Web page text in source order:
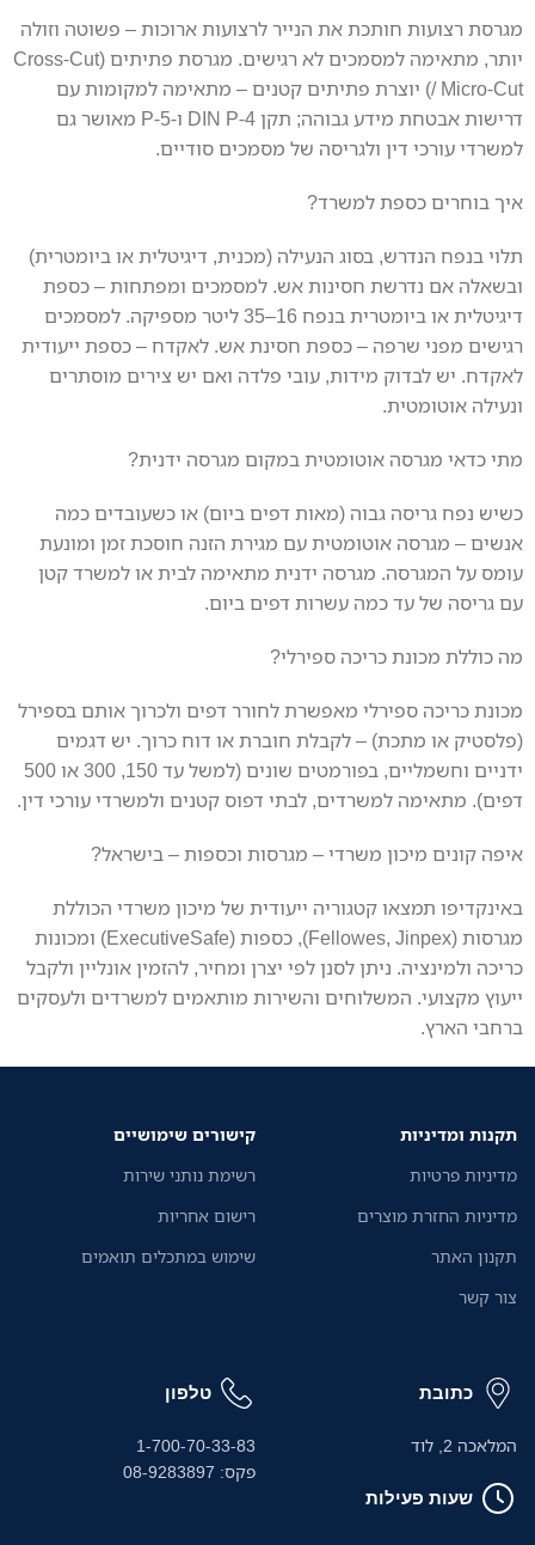
מגרסת רצועות חותכת את הנייר לרצועות ארוכות – פשוטה וזולה
יותר, מתאימה למסמכים לא רגישים. מגרסת פתיתים (Cross-Cut
/ Micro-Cut) יוצרת פתיתים קטנים – מתאימה למקומות עם
דרישות אבטחת מידע גבוהה; תקן DIN P-4 ו-P-5 מאושר גם
למשרדי עורכי דין ולגריסה של מסמכים סודיים.
איך בוחרים כספת למשרד?
תלוי בנפח הנדרש, בסוג הנעילה (מכנית, דיגיטלית או ביומטרית)
ובשאלה אם נדרשת חסינות אש. למסמכים ומפתחות – כספת
דיגיטלית או ביומטרית בנפח 16–35 ליטר מספיקה. למסמכים
רגישים מפני שרפה – כספת חסינת אש. לאקדח – כספת ייעודית
לאקדח. יש לבדוק מידות, עובי פלדה ואם יש צירים מוסתרים
ונעילה אוטומטית.
מתי כדאי מגרסה אוטומטית במקום מגרסה ידנית?
כשיש נפח גריסה גבוה (מאות דפים ביום) או כשעובדים כמה
אנשים – מגרסה אוטומטית עם מגירת הזנה חוסכת זמן ומונעת
עומס על המגרסה. מגרסה ידנית מתאימה לבית או למשרד קטן
עם גריסה של עד כמה עשרות דפים ביום.
מה כוללת מכונת כריכה ספירלי?
מכונת כריכה ספירלי מאפשרת לחורר דפים ולכרוך אותם בספירל
(פלסטיק או מתכת) – לקבלת חוברת או דוח כרוך. יש דגמים
ידניים וחשמליים, בפורמטים שונים (למשל עד 150, 300 או 500
דפים). מתאימה למשרדים, לבתי דפוס קטנים ולמשרדי עורכי דין.
איפה קונים מיכון משרדי – מגרסות וכספות – בישראל?
באינקדיפו תמצאו קטגוריה ייעודית של מיכון משרדי הכוללת
מגרסות (Fellowes, Jinpex), כספות (ExecutiveSafe) ומכונות
כריכה ולמינציה. ניתן לסנן לפי יצרן ומחיר, להזמין אונליין ולקבל
ייעוץ מקצועי. המשלוחים והשירות מותאמים למשרדים ולעסקים
ברחבי הארץ.
תקנות ומדיניות
מדיניות פרטיות
מדיניות החזרת מוצרים
תקנון האתר
צור קשר
קישורים שימושיים
רשימת נותני שירות
רישום אחריות
שימוש במתכלים תואמים
כתובת
המלאכה 2, לוד
שעות פעילות
טלפון
1-700-70-33-83
פקס: 08-9283897